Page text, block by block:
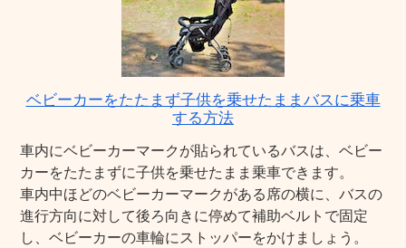
ベビーカーをたたまず子供を乗せたままバスに乗車
する方法
車内にベビーカーマークが貼られているバスは、ベビー
カーをたたまずに子供を乗せたまま乗車できます。
車内中ほどのベビーカーマークがある席の横に、バスの
進行方向に対して後ろ向きに停めて補助ベルトで固定
し、ベビーカーの車輪にストッパーをかけましょう。